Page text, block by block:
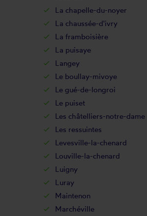
La chapelle-du-noyer
La chaussée-d'ivry
La framboisière
La puisaye
Langey
Le boullay-mivoye
Le gué-de-longroi
Le puiset
Les châtelliers-notre-dame
Les ressuintes
Levesville-la-chenard
Louville-la-chenard
Luigny
Luray
Maintenon
Marchéville